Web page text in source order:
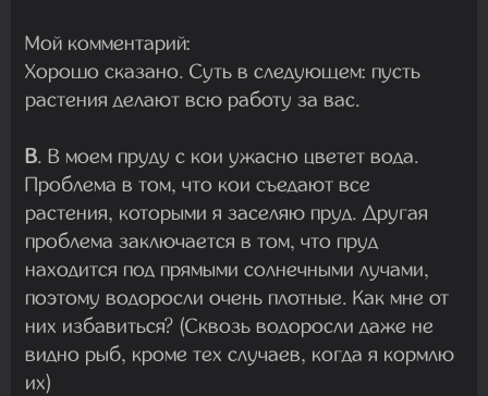
Мой комментарий:
Хорошо сказано. Суть в следующем: пусть
растения делают всю работу за вас.
В. В моем пруду с кои ужасно цветет вода.
Проблема в том, что кои съедают все
растения, которыми я заселяю пруд. Другая
проблема заключается в том, что пруд
находится под прямыми солнечными лучами,
поэтому водоросли очень плотные. Как мне от
них избавиться? (Сквозь водоросли даже не
видно рыб, кроме тех случаев, когда я кормлю
их)